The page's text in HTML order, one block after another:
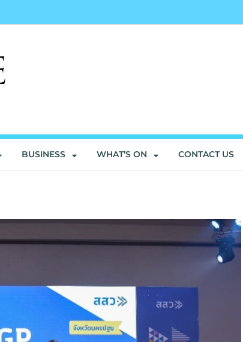
BUSINESS WHAT’S ON CONTACT US